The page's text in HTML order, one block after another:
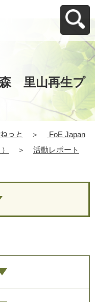
里山再生プ
っと ＞
FoE Japan
＞
活動レポート